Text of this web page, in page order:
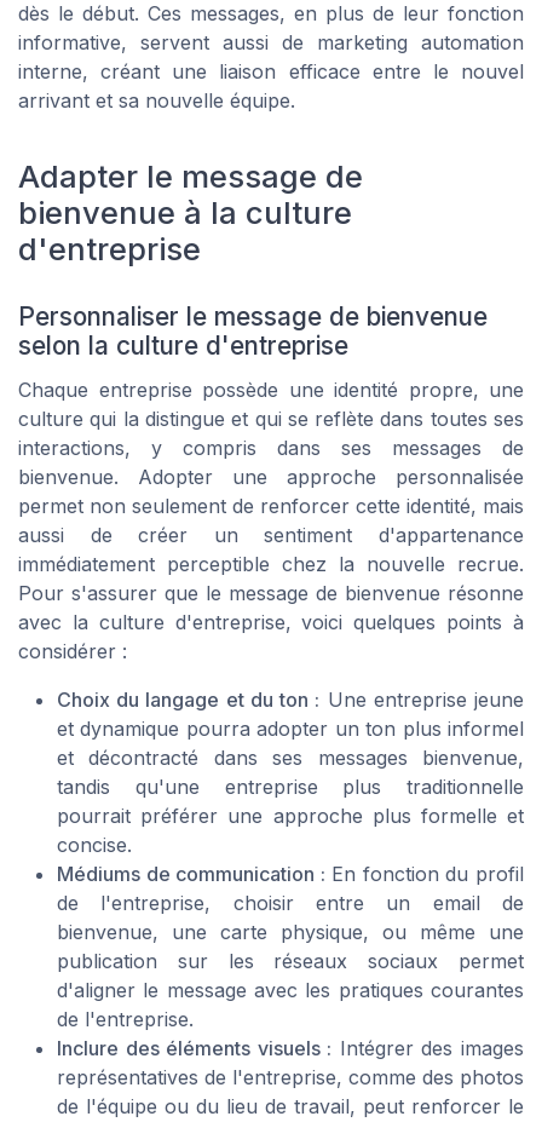
dès le début. Ces messages, en plus de leur fonction
informative, servent aussi de marketing automation
interne, créant une liaison efficace entre le nouvel
arrivant et sa nouvelle équipe.
Adapter le message de
bienvenue à la culture
d'entreprise
Personnaliser le message de bienvenue
selon la culture d'entreprise
Chaque entreprise possède une identité propre, une
culture qui la distingue et qui se reflète dans toutes ses
interactions, y compris dans ses messages de
bienvenue. Adopter une approche personnalisée
permet non seulement de renforcer cette identité, mais
aussi de créer un sentiment d'appartenance
immédiatement perceptible chez la nouvelle recrue.
Pour s'assurer que le message de bienvenue résonne
avec la culture d'entreprise, voici quelques points à
considérer :
Choix du langage et du ton : Une entreprise jeune
et dynamique pourra adopter un ton plus informel
et décontracté dans ses messages bienvenue,
tandis qu'une entreprise plus traditionnelle
pourrait préférer une approche plus formelle et
concise.
Médiums de communication : En fonction du profil
de l'entreprise, choisir entre un email de
bienvenue, une carte physique, ou même une
publication sur les réseaux sociaux permet
d'aligner le message avec les pratiques courantes
de l'entreprise.
Inclure des éléments visuels : Intégrer des images
représentatives de l'entreprise, comme des photos
de l'équipe ou du lieu de travail, peut renforcer le